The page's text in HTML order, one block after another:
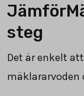
steg
Det är enkelt
mäklararvoden